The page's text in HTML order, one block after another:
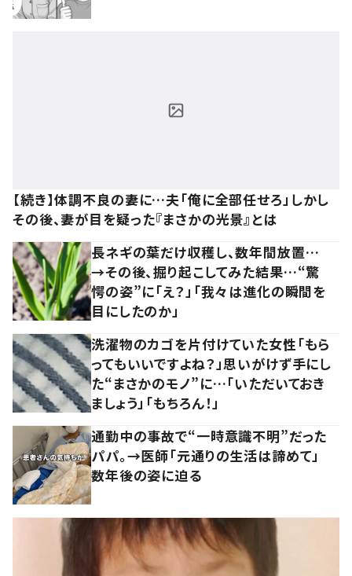
【続き】体調不良の妻に…夫「俺に全部任せろ」しかし
その後、妻が目を疑った『まさかの光景』とは
長ネギの葉だけ収穫し、数年間放置…
→その後、掘り起こしてみた結果…“驚
愕の姿”に「え？」「我々は進化の瞬間を
目にしたのか」
洗濯物のカゴを片付けていた女性「もら
ってもいいですよね？」思いがけず手にし
た“まさかのモノ”に…「いただいておき
ましょう」「もちろん！」
通勤中の事故で“一時意識不明”だった
パパ。→医師「元通りの生活は諦めて」
数年後の姿に迫る